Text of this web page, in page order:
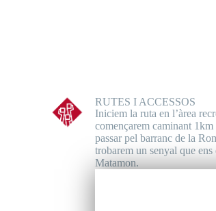
RUTES I ACCESSOS
Iniciem la ruta en l’àrea
començarem caminant 1km
passar pel barranc de la
trobarem un senyal que
Matamon.